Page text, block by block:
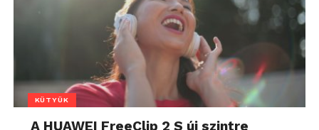
KÜTYÜK
A HUAWEI FreeClip 2 S új szintre